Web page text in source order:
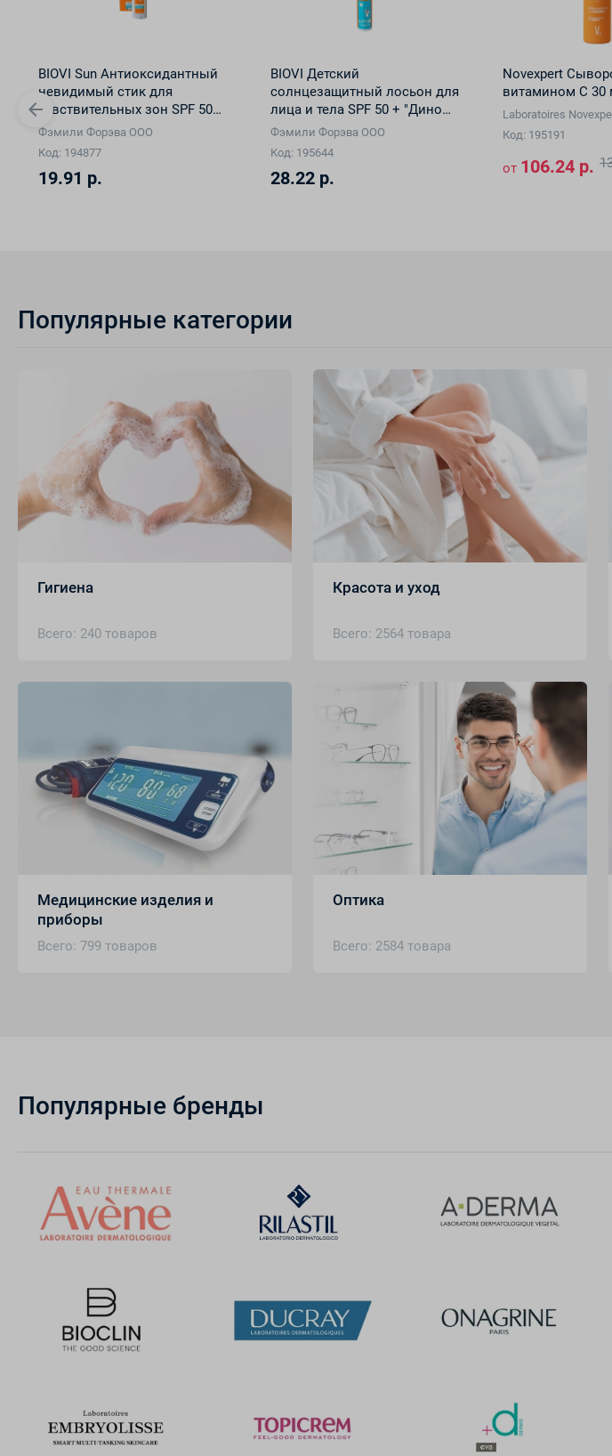
BIOVI Sun Антиоксидантный
невидимый стик для
чувствительных зон SPF 50+,
14 г
Фэмили Форэва ООО
Код: 194877
19.91 р.
BIOVI Детский
солнцезащитный лосьон для
лица и тела SPF 50 + "Дино
Защита" 100 мл
Фэмили Форэва ООО
Код: 195644
28.22 р.
Novexpert
витамином С 30
Laboratoires
Код: 195191
от 106.24 р.
Популярные категории
Гигиена
Всего: 240 товаров
Красота и уход
Всего: 2564 товара
Медицинские изделия и
приборы
Всего: 799 товаров
Оптика
Всего: 2584 товара
Популярные бренды